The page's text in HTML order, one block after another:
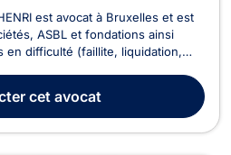
est avocat à Bruxelles et est
ASBL et fondations ainsi
en difficulté (faillite, liquidation,
de responsabilité des
ASBL et fondat...
cet avocat